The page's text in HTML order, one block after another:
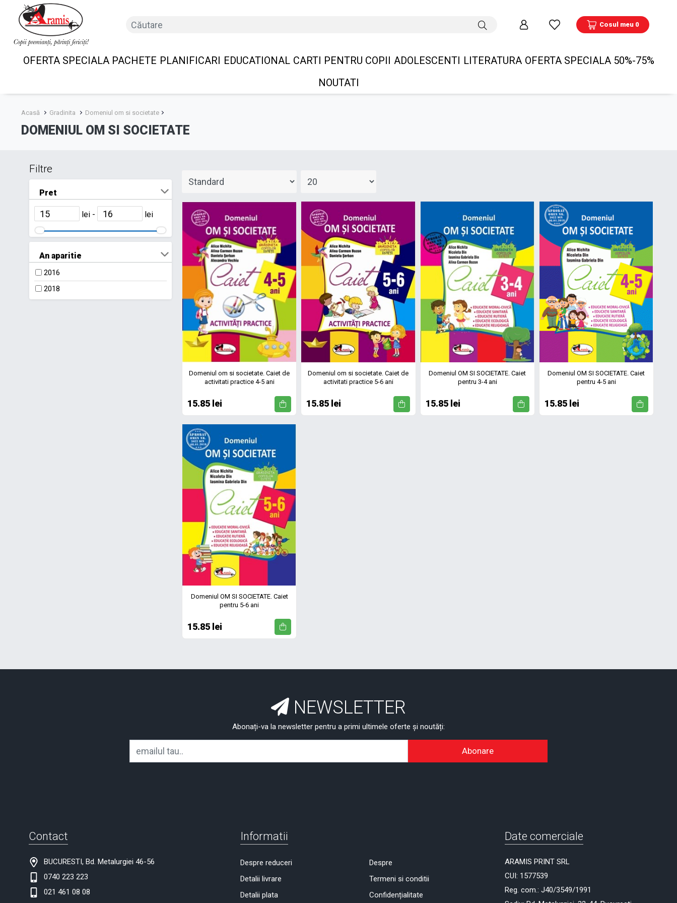
Cosul meu 0
OFERTA SPECIALA PACHETE PLANIFICARI EDUCATIONAL CARTI PENTRU COPII ADOLESCENTI LITERATURA OFERTA SPECIALA 50%-75%
NOUTATI
Acasă Gradinita Domeniul om si societate
DOMENIUL OM SI SOCIETATE
Filtre
Pret
lei - lei
An aparitie
2016
2018
Domeniul om si societate. Caiet de
activitati practice 4-5 ani
15.85 lei
Domeniul om si societate. Caiet de
activitati practice 5-6 ani
15.85 lei
Domeniul OM SI SOCIETATE. Caiet
pentru 3-4 ani
15.85 lei
Domeniul OM SI SOCIETATE. Caiet
pentru 4-5 ani
15.85 lei
Domeniul OM SI SOCIETATE. Caiet
pentru 5-6 ani
15.85 lei
NEWSLETTER
Abonați-va la newsletter pentru a primi ultimele oferte și noutăți:
Abonare
Contact
BUCURESTI, Bd. Metalurgiei 46-56
0740 223 223
021 461 08 08
Informatii
Despre reduceri
Detalii livrare
Detalii plata
Despre
Termeni si conditii
Confidențialitate
Date comerciale
ARAMIS PRINT SRL
CUI: 1577539
Reg. com.: J40/3549/1991